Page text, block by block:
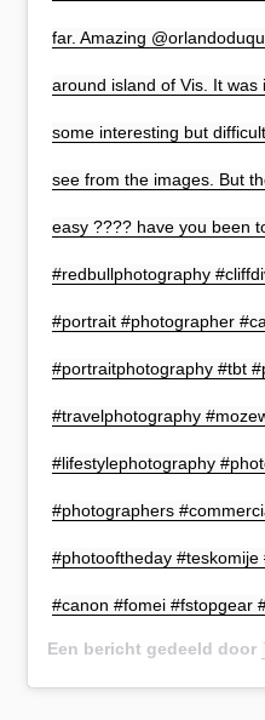
far. Amazing
around island of Vis. It
some interesting but
see from the images. But
easy ???? have you been
#redbullphotography
#portrait #photographer
#portraitphotography #tbt
#travelphotography
#lifestylephotography
#photographers
#photooftheday
#canon #fomei #fstopgear
Een bericht gedeeld door